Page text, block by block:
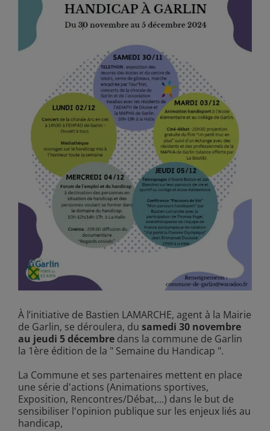
À l’initiative de Bastien LAMARCHE, agent à la Mairie
de Garlin, se déroulera, du samedi 30 novembre
au jeudi 5 décembredans la commune de Garlin
la 1ère édition de la " Semaine du Handicap ".
La Commune et ses partenaires mettent en place
une série d'actions (Animations sportives,
Exposition, Rencontres/Débat,...) dans le but de
sensibiliser l'opinion publique sur les enjeux liés au
handicap,